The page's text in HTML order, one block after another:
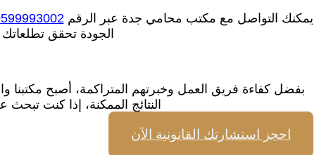
يمكنك التواصل مع مكتب محامي جدة عبر الرقم
الجودة تحقق
بفضل كفاءة فريق العمل وخبرتهم المتراكمة، أصبح مكتبنا
النتائج الممكنة، إذا كنت
احجز استشارتك القانونية الآن